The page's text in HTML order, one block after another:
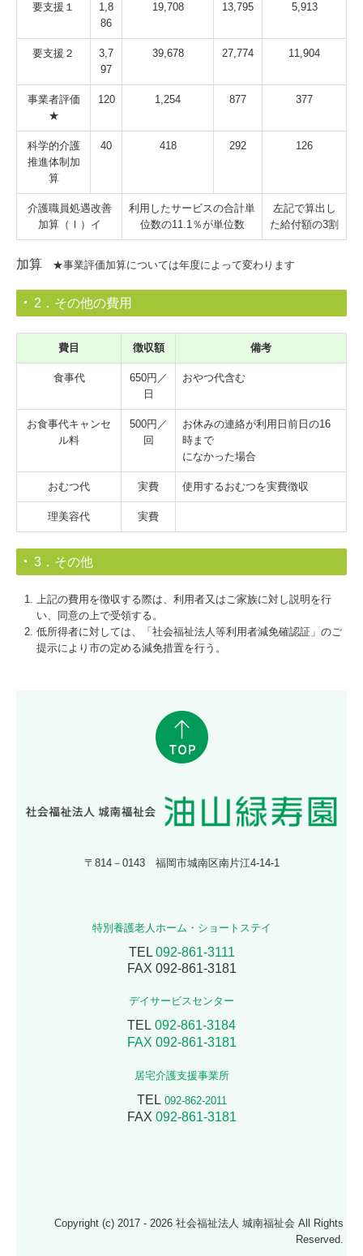
要支援１
1,8
86
19,708 13,795 5,913
要支援２
3,7
97
39,678 27,774 11,904
事業者評価
★
120 1,254 877 377
科学的介護
推進体制加
算
40 418 292 126
介護職員処遇改善
加算（Ⅰ）イ
利用したサービスの合計単
位数の11.1％が単位数
左記で算出し
た給付額の3割
加算 ★事業評価加算については年度によって変わります
2．その他の費用
費目 徴収額 備考
食事代
650円／
日
おやつ代含む
お食事代キャンセ
ル料
500円／
回
お休みの連絡が利用日前日の16
時まで
になかった場合
おむつ代 実費 使用するおむつを実費徴収
理美容代 実費
3．その他
上記の費用を徴収する際は、利用者又はご家族に対し説明を行
い、同意の上で受領する。
低所得者に対しては、「社会福祉法人等利用者減免確認証」のご
提示により市の定める減免措置を行う。
〒814－0143 福岡市城南区南片江4-14-1
特別養護老人ホーム・ ショートステイ
TEL 092-861-3111
FAX 092-861-3181
デイサービスセンター
TEL 092-861-3184
FAX 092-861-3181
居宅介護支援事業所
TEL 092-862-2011
FAX 092-861-3181
Copyright (c) 2017 - 2026 社会福祉法人 城南福祉会 All Rights
Reserved.